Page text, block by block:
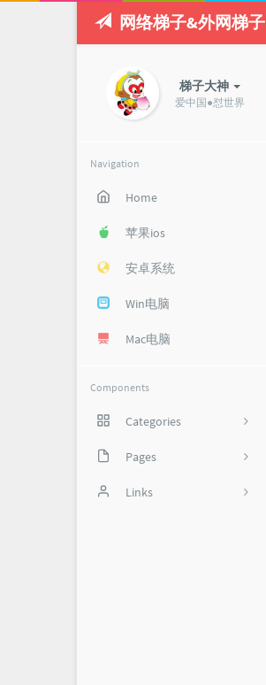
网络梯子&外网梯子
梯子大神
爱中国●怼世界
Navigation
Home
苹果ios
安卓系统
Win电脑
Mac电脑
Components
Categories
35
网络技巧
实用软件
Pages
备份页
Links